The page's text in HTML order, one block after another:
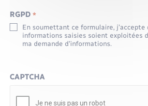
RGPD *
En soumettant ce formulaire, j’accepte
informations saisies soient exploitées
ma demande d’informations.
CAPTCHA